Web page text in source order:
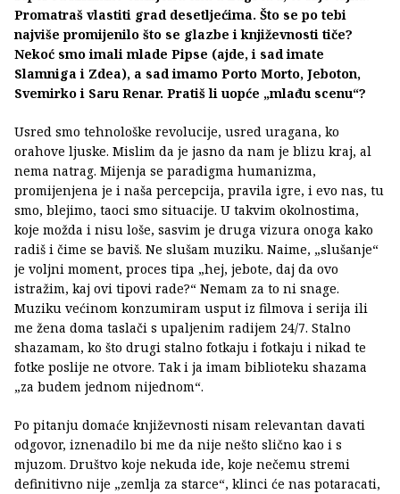
Promatraš vlastiti grad desetljećima. Što se po tebi
najviše promijenilo što se glazbe i književnosti tiče?
Nekoć smo imali mlade Pipse (ajde, i sad imate
Slamniga i Zdea), a sad imamo Porto Morto, Jeboton,
Svemirko i Saru Renar. Pratiš li uopće „mlađu scenu“?
Usred smo tehnološke revolucije, usred uragana, ko
orahove ljuske. Mislim da je jasno da nam je blizu kraj, al
nema natrag. Mijenja se paradigma humanizma,
promijenjena je i naša percepcija, pravila igre, i evo nas, tu
smo, blejimo, taoci smo situacije. U takvim okolnostima,
koje možda i nisu loše, sasvim je druga vizura onoga kako
radiš i čime se baviš. Ne slušam muziku. Naime, „slušanje“
je voljni moment, proces tipa „hej, jebote, daj da ovo
istražim, kaj ovi tipovi rade?“ Nemam za to ni snage.
Muziku većinom konzumiram usput iz filmova i serija ili
me žena doma taslači s upaljenim radijem 24/7. Stalno
shazamam, ko što drugi stalno fotkaju i fotkaju i nikad te
fotke poslije ne otvore. Tak i ja imam biblioteku shazama
„za budem jednom nijednom“.
Po pitanju domaće književnosti nisam relevantan davati
odgovor, iznenadilo bi me da nije nešto slično kao i s
mjuzom. Društvo koje nekuda ide, koje nečemu stremi
definitivno nije „zemlja za starce“, klinci će nas potaracati,